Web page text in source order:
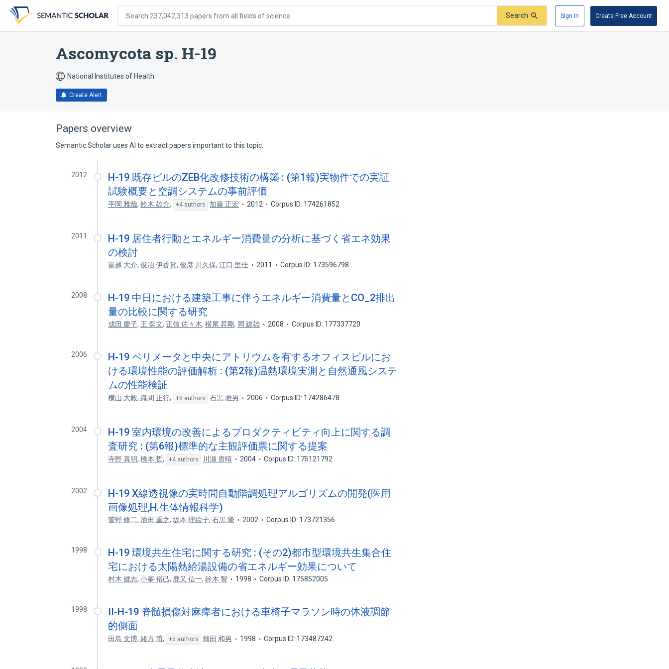
search
form
content
account
menu
Search 237,042,313 papers from all fields of science Search Sign In Create Free Account
Ascomycota sp. H-19
National Institutes of Health
Create Alert
Papers overview
Semantic Scholar uses AI to extract papers important to this topic.
2012
H-19 既存ビルのZEB化改修技術の構築 : (第1報)実物件での実証
試験概要と空調システムの事前評価
平岡 雅哉,鈴木 雄介, +4 authors 加藤 正宏 2012 Corpus ID: 174261852
2011
H-19 居住者行動とエネルギー消費量の分析に基づく省エネ効果
の検討
富越 大介,俊冶 伊香賀,俊彦 川久保,江口 里佳 2011 Corpus ID: 173596798
2008
H-19 中日における建築工事に伴うエネルギー消費量とCO_2排出
量の比較に関する研究
成田 慶子, 王 奕文, 正信 佐々木,横尾 昇剛, 岡 建雄 2008 Corpus ID: 177337720
2006
H-19 ペリメータと中央にアトリウムを有するオフィスビルにお
ける環境性能の評価解析 : (第2報)温熱環境実測と自然通風システ
ムの性能検証
横山 大毅,織間 正行, +5 authors 石黒 雅男 2006 Corpus ID: 174286478
2004
H-19 室内環境の改善によるプロダクティビティ向上に関する調
査研究 : (第6報)標準的な主観評価票に関する提案
寺野 真明,橋本 哲, +4 authors 川瀬 貴晴 2004 Corpus ID: 175121792
2002
H-19 X線透視像の実時間自動階調処理アルゴリズムの開発(医用
画像処理,H.生体情報科学)
菅野 修二,池田 重之,坂本 理絵子,石黒 隆 2002 Corpus ID: 173721356
1998
H-19 環境共生住宅に関する研究 : (その2)都市型環境共生集合住
宅における太陽熱給湯設備の省エネルギー効果について
村木 健志,小峯 裕己, 鹿又 信一,鈴木 智 1998 Corpus ID: 175852005
1998
II-H-19 脊髄損傷対麻痺者における車椅子マラソン時の体液調節
的側面
田島 文博,緒方 甫, +5 authors 畑田 和男 1998 Corpus ID: 173487242